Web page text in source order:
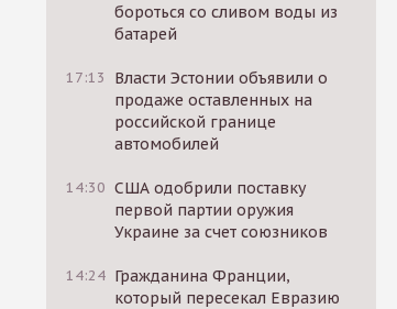
бороться со сливом воды из
батарей
17:13
Власти Эстонии объявили о
продаже оставленных на
российской границе
автомобилей
14:30 США одобрили поставку
первой партии оружия
Украине за счет союзников
14:24 Гражданина Франции,
который пересекал Евразию